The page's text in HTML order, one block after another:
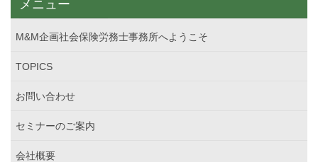
メニュー
M&M企画社会保険労務士事務所へようこそ
TOPICS
お問い合わせ
セミナーのご案内
会社概要